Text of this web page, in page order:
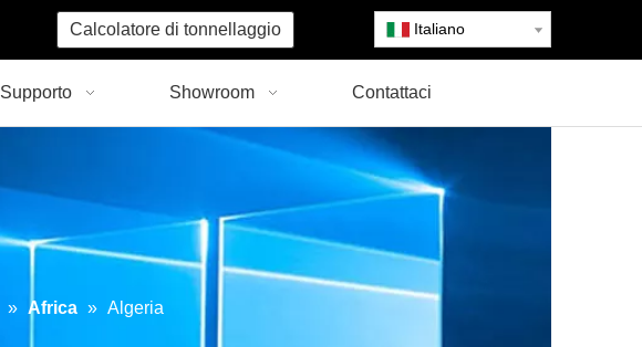
Calcolatore di tonnellaggio Italiano
Supporto Showroom Contattaci
» Africa » Algeria